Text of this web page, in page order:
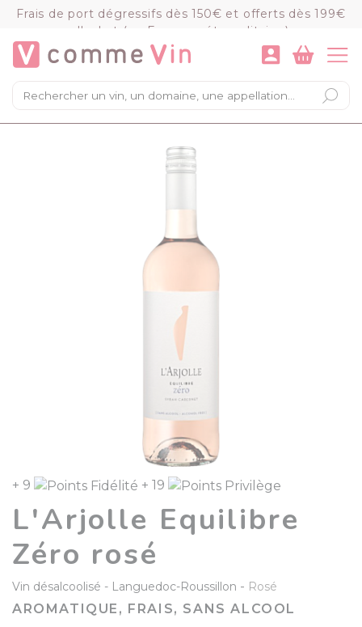
Frais de port dégressifs dès 150€ et offerts dès 199€
d'achat (en France métropolitaine)
×
Mon panier
Chargement du panier...
VOIR LE PANIER COMMANDER
+ 9 + 19
L'Arjolle Equilibre
Zéro rosé
Vin désalcoolisé Languedoc-Roussillon - Rosé
AROMATIQUE, FRAIS, SANS ALCOOL
Panneau de gestion des cookies